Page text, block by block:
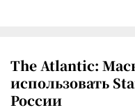
The Atlantic:
использовать
России